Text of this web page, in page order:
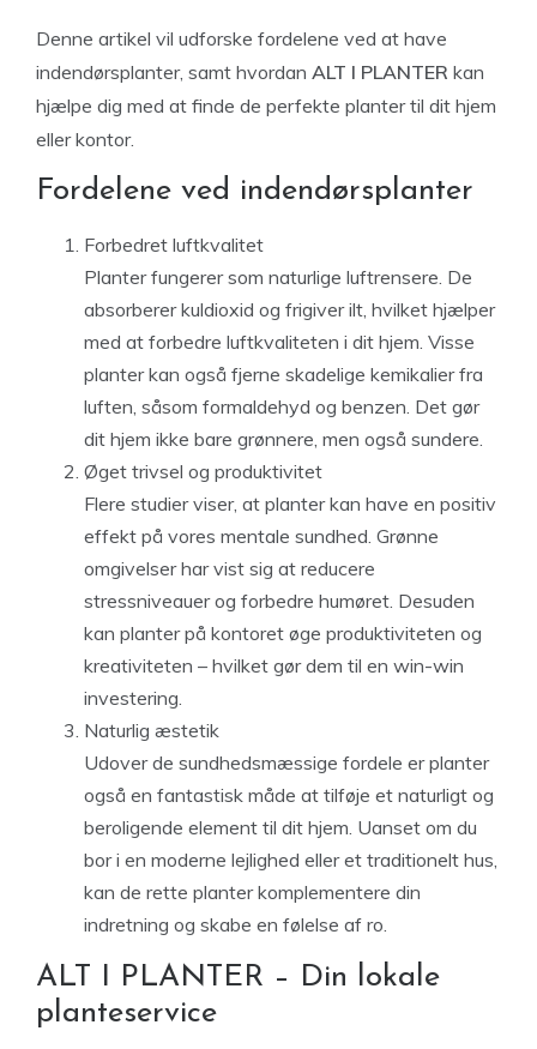
Denne artikel vil udforske fordelene ved at have
indendørsplanter, samt hvordan ALT I PLANTER kan
hjælpe dig med at finde de perfekte planter til dit hjem
eller kontor.
Fordelene ved indendørsplanter
Forbedret luftkvalitet
Planter fungerer som naturlige luftrensere. De
absorberer kuldioxid og frigiver ilt, hvilket hjælper
med at forbedre luftkvaliteten i dit hjem. Visse
planter kan også fjerne skadelige kemikalier fra
luften, såsom formaldehyd og benzen. Det gør
dit hjem ikke bare grønnere, men også sundere.
Øget trivsel og produktivitet
Flere studier viser, at planter kan have en positiv
effekt på vores mentale sundhed. Grønne
omgivelser har vist sig at reducere
stressniveauer og forbedre humøret. Desuden
kan planter på kontoret øge produktiviteten og
kreativiteten – hvilket gør dem til en win-win
investering.
Naturlig æstetik
Udover de sundhedsmæssige fordele er planter
også en fantastisk måde at tilføje et naturligt og
beroligende element til dit hjem. Uanset om du
bor i en moderne lejlighed eller et traditionelt hus,
kan de rette planter komplementere din
indretning og skabe en følelse af ro.
ALT I PLANTER – Din lokale
planteservice